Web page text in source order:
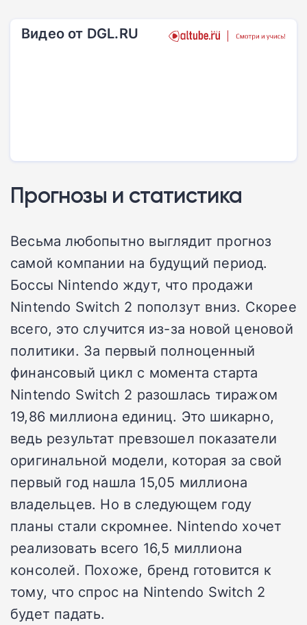
Видео от DGL.RU
Прогнозы и статистика
Весьма любопытно выглядит прогноз
самой компании на будущий период.
Боссы Nintendo ждут, что продажи
Nintendo Switch 2 поползут вниз. Скорее
всего, это случится из-за новой ценовой
политики. За первый полноценный
финансовый цикл с момента старта
Nintendo Switch 2 разошлась тиражом
19,86 миллиона единиц. Это шикарно,
ведь результат превзошел показатели
оригинальной модели, которая за свой
первый год нашла 15,05 миллиона
владельцев. Но в следующем году
планы стали скромнее. Nintendo хочет
реализовать всего 16,5 миллиона
консолей. Похоже, бренд готовится к
тому, что спрос на Nintendo Switch 2
будет падать.